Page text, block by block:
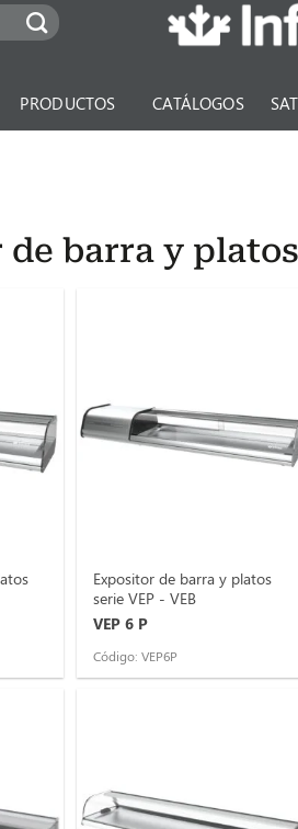
PRODUCTOS CATÁLOGOS SAT
barra y platos
Expositor de barra y platos
serie VEP - VEB
VEP 6 P
Código: VEP6P